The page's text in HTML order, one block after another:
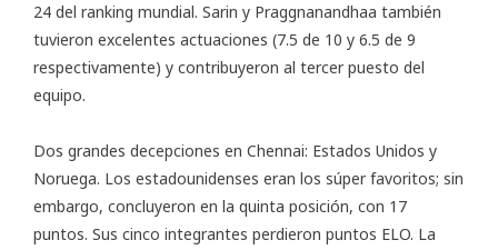
24 del ranking mundial. Sarin y Praggnanandhaa también
tuvieron excelentes actuaciones (7.5 de 10 y 6.5 de 9
respectivamente) y contribuyeron al tercer puesto del
equipo.
Dos grandes decepciones en Chennai: Estados Unidos y
Noruega. Los estadounidenses eran los súper favoritos; sin
embargo, concluyeron en la quinta posición, con 17
puntos. Sus cinco integrantes perdieron puntos ELO. La